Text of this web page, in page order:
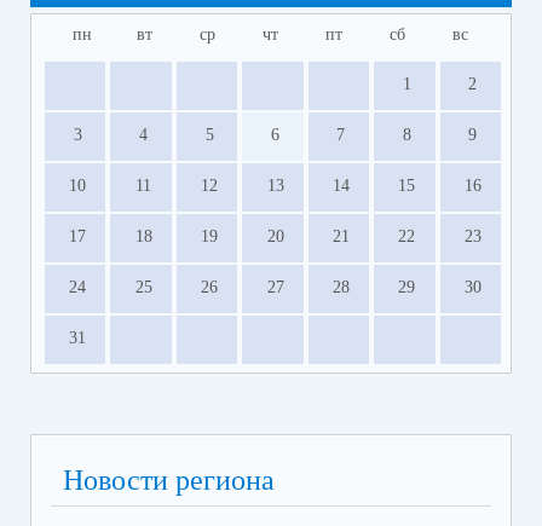
пн вт ср чт пт сб вс
1 2
3 4 5 6 7 8 9
10 11 12 13 14 15 16
17 18 19 20 21 22 23
24 25 26 27 28 29 30
31
Новости региона